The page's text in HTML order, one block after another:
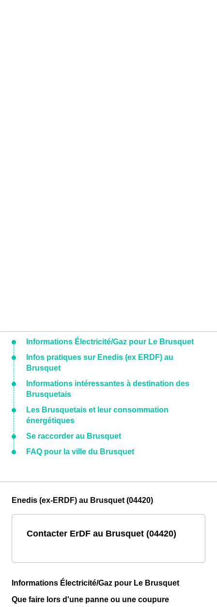
Informations Électricité/Gaz pour Le Brusquet
Infos pratiques sur Enedis (ex ERDF) au
Brusquet
Informations intéressantes à destination des
Brusquetais
Les Brusquetais et leur consommation
énergétiques
Se raccorder au Brusquet
FAQ pour la ville du Brusquet
Enedis (ex-ERDF) au Brusquet (04420)
Contacter ErDF au Brusquet (04420)
Informations Électricité/Gaz pour Le Brusquet
Que faire lors d'une panne ou une coupure